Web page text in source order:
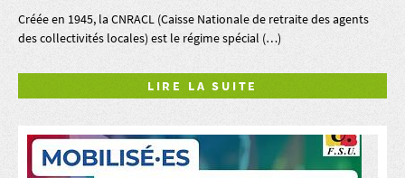
Créée en 1945, la CNRACL (Caisse Nationale de retraite des agents
des collectivités locales) est le régime spécial (…)
LIRE LA SUITE